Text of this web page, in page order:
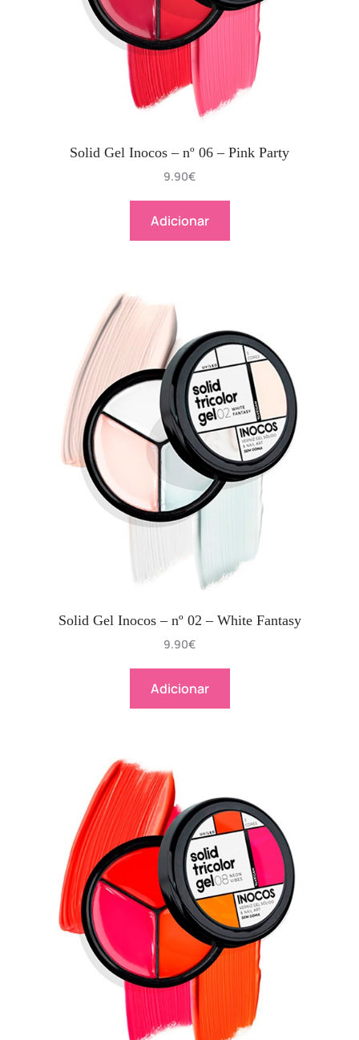
Solid Gel Inocos – nº 06 – Pink Party
9.90€
Adicionar
Solid Gel Inocos – nº 02 – White Fantasy
9.90€
Adicionar